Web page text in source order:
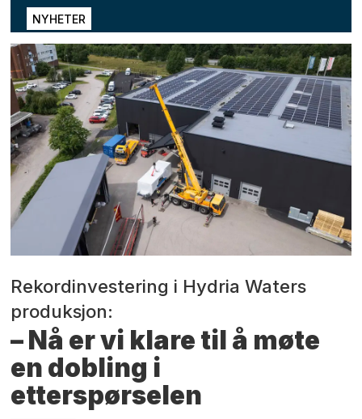
NYHETER
Rekordinvestering i Hydria Waters
produksjon:
– Nå er vi klare til å møte
en dobling i
etterspørselen